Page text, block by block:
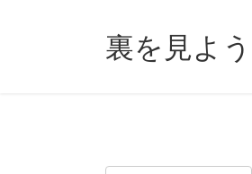
裏を見よ